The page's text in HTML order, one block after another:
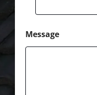
Message